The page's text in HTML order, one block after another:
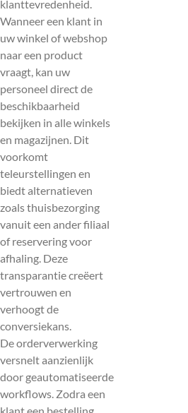
klanttevredenheid.
Wanneer een klant in
uw winkel of webshop
naar een product
vraagt, kan uw
personeel direct de
beschikbaarheid
bekijken in alle winkels
en magazijnen. Dit
voorkomt
teleurstellingen en
biedt alternatieven
zoals thuisbezorging
vanuit een ander filiaal
of reservering voor
afhaling. Deze
transparantie creëert
vertrouwen en
verhoogt de
conversiekans.
De orderverwerking
versnelt aanzienlijk
door geautomatiseerde
workflows. Zodra een